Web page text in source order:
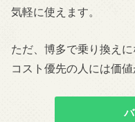
気軽に使えます。
ただ、博多で乗り換え
コスト優先の人には価値